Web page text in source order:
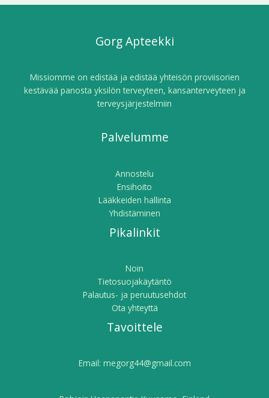
Gorg Apteekki
Missiomme on edistää ja edistää yhteisön proviisorien
kestävää panosta yksilön terveyteen, kansanterveyteen ja
terveysjärjestelmiin
Palvelumme
Annostelu
Ensihoito
Lääkkeiden hallinta
Yhdistäminen
Pikalinkit
Noin
Tietosuojakäytäntö
Palautus- ja peruutusehdot
Ota yhteyttä
Tavoittele
Email: megorg44@gmail.com